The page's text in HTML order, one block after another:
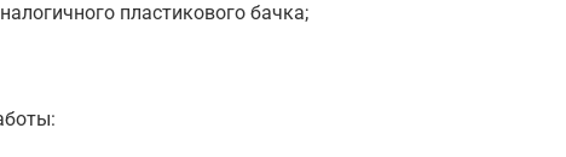
пластикового бачка;